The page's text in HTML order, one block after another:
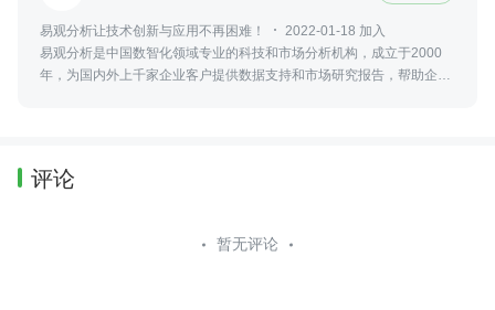
易观分析让技术创新与应用不再困难！
2022-01-18 加入
易观分析是中国数智化领域专业的科技和市场分析机构，成立于2000
年，为国内外上千家企业客户提供数据支持和市场研究报告，帮助企业
评论
暂无评论